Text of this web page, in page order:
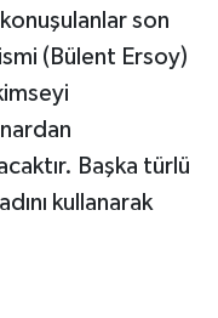
son
(Bülent Ersoy)
Başka türlü
kullanarak